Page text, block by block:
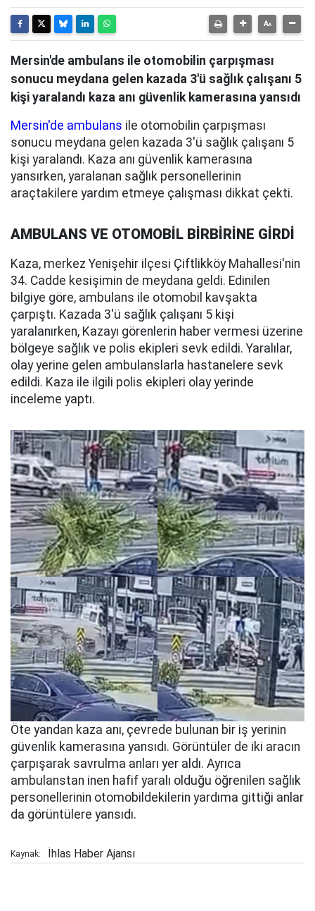
Mersin'de ambulans ile otomobilin çarpışması
sonucu meydana gelen kazada 3'ü sağlık çalışanı 5
kişi yaralandı kaza anı güvenlik kamerasına yansıdı
Mersin'de ambulans ile otomobilin çarpışması
sonucu meydana gelen kazada 3'ü sağlık çalışanı 5
kişi yaralandı. Kaza anı güvenlik kamerasına
yansırken, yaralanan sağlık personellerinin
araçtakilere yardım etmeye çalışması dikkat çekti.
AMBULANS VE OTOMOBİL BİRBİRİNE GİRDİ
Kaza, merkez Yenişehir ilçesi Çiftlikköy Mahallesi'nin
34. Cadde kesişimin de meydana geldi. Edinilen
bilgiye göre, ambulans ile otomobil kavşakta
çarpıştı. Kazada 3'ü sağlık çalışanı 5 kişi
yaralanırken, Kazayı görenlerin haber vermesi üzerine
bölgeye sağlık ve polis ekipleri sevk edildi. Yaralılar,
olay yerine gelen ambulanslarla hastanelere sevk
edildi. Kaza ile ilgili polis ekipleri olay yerinde
inceleme yaptı.
Öte yandan kaza anı, çevrede bulunan bir iş yerinin
güvenlik kamerasına yansıdı. Görüntüler de iki aracın
çarpışarak savrulma anları yer aldı. Ayrıca
ambulanstan inen hafif yaralı olduğu öğrenilen sağlık
personellerinin otomobildekilerin yardıma gittiği anlar
da görüntülere yansıdı.
Kaynak: İhlas Haber Ajansı